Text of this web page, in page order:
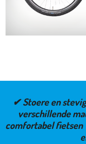
✔ Stoere en
verschillende
comfortabel